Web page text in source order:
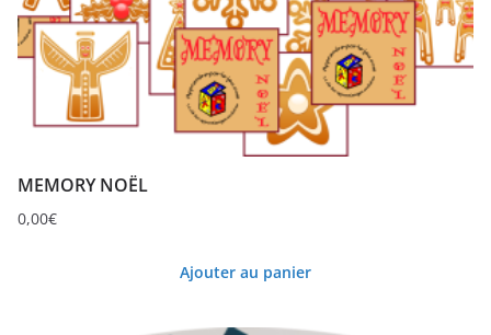
MEMORY NOËL
0,00€
Ajouter au panier